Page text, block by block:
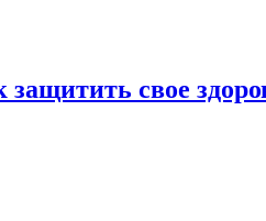
свое